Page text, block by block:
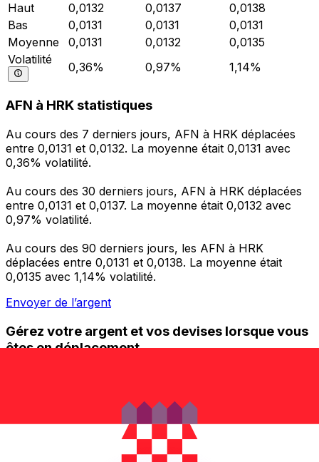
Haut
0,0132 0,0137
0,0138
Bas
0,0131 0,0131
0,0131
Moyenne
0,0131 0,0132
0,0135
Volatilité
0,36% 0,97% 1,14%
AFN à HRK statistiques
Au cours des 7 derniers jours, AFN à HRK déplacées
entre 0,0131 et 0,0132. La moyenne était 0,0131 avec
0,36% volatilité.
Au cours des 30 derniers jours, AFN à HRK déplacées
entre 0,0131 et 0,0137. La moyenne était 0,0132 avec
0,97% volatilité.
Au cours des 90 derniers jours, les AFN à HRK
déplacées entre 0,0131 et 0,0138. La moyenne était
0,0135 avec 1,14% volatilité.
Envoyer de l’argent
Gérez votre argent et vos devises lorsque vous
êtes en déplacement
et la gestion de vos devises. Convertissez des devises,
l'argent à l'étranger sans frais cachés. Téléchargez